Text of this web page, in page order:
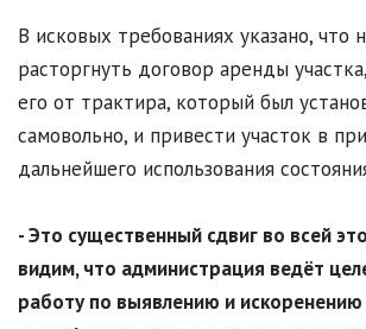
В исковых требованиях указано, что
расторгнуть договор аренды
его от трактира, который был
самовольно, и привести участок в
дальнейшего использования
- Это существенный сдвиг во всей
видим, что администрация ведёт
работу по выявлению и